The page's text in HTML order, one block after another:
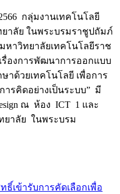
กลุ่มงานเทคโนโลยี
ยาลัย ในพระบรมราชูปถัมภ์
าวิทยาลัยเทคโนโลยีราช
รื่องการพัฒนาการออกแบบ
าด้วยเทคโนโลยี เพื่อการ
ารคิดอย่างเป็นระบบ” มี
ณ ห้อง ICT 1 และ
ยาลัย ในพระบรม
ธิ์เข้ารับการคัดเลือกเพื่อ